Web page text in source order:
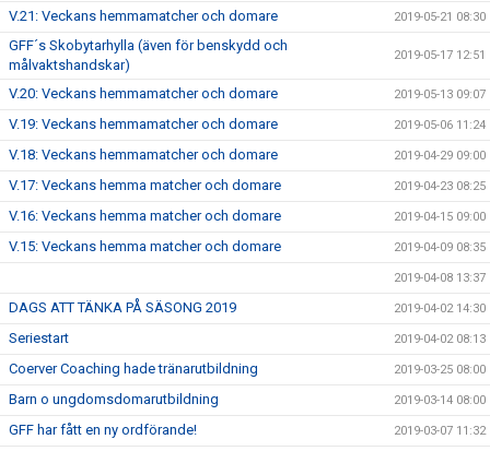
V.21: Veckans hemmamatcher och domare 2019-05-21 08:30
GFF´s Skobytarhylla (även för benskydd och
målvaktshandskar)
2019-05-17 12:51
V.20: Veckans hemmamatcher och domare 2019-05-13 09:07
V.19: Veckans hemmamatcher och domare 2019-05-06 11:24
V.18: Veckans hemmamatcher och domare 2019-04-29 09:00
V.17: Veckans hemma matcher och domare 2019-04-23 08:25
V.16: Veckans hemma matcher och domare 2019-04-15 09:00
V.15: Veckans hemma matcher och domare 2019-04-09 08:35
2019-04-08 13:37
DAGS ATT TÄNKA PÅ SÄSONG 2019 2019-04-02 14:30
Seriestart 2019-04-02 08:13
Coerver Coaching hade tränarutbildning 2019-03-25 08:00
Barn o ungdomsdomarutbildning 2019-03-14 08:00
GFF har fått en ny ordförande! 2019-03-07 11:32